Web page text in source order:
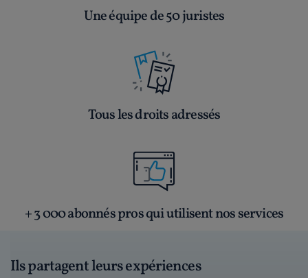
Une équipe de 50 juristes
Tous les droits adressés
+ 3 000 abonnés pros qui utilisent nos services
Ils partagent leurs expériences